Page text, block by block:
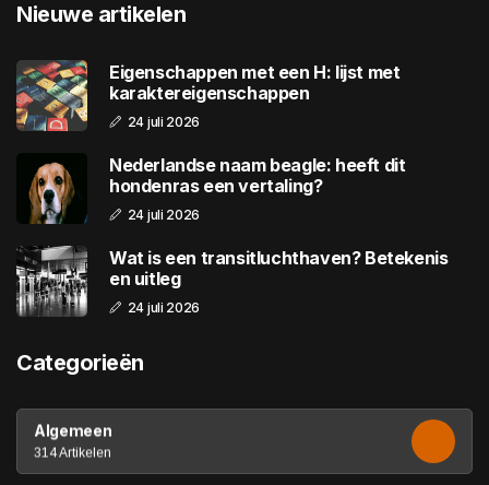
Nieuwe artikelen
Eigenschappen met een H: lijst met
karaktereigenschappen
24 juli 2026
Nederlandse naam beagle: heeft dit
hondenras een vertaling?
24 juli 2026
Wat is een transitluchthaven? Betekenis
en uitleg
24 juli 2026
Categorieën
Algemeen
314 Artikelen